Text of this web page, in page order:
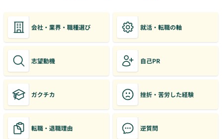
会社・業界・職種選び 就活・転職の軸
志望動機 自己PR
ガクチカ 挫折・苦労した経験
転職・退職理由 逆質問